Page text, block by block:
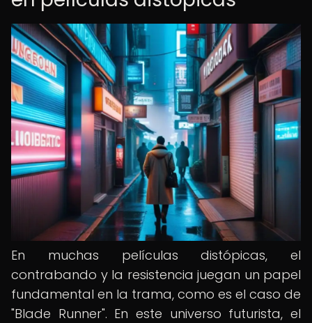
En muchas películas distópicas, el
contrabando y la resistencia juegan un papel
fundamental en la trama, como es el caso de
"Blade Runner". En este universo futurista, el